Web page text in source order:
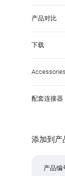
产品对比
下载
Accessories
配套连接器
添加到产
产品编